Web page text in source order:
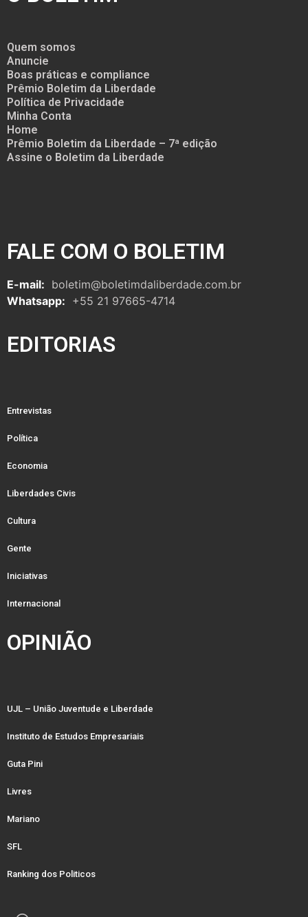
Quem somos
Anuncie
Boas práticas e compliance
Prêmio Boletim da Liberdade
Política de Privacidade
Minha Conta
Home
Prêmio Boletim da Liberdade – 7ª edição
Assine o Boletim da Liberdade
FALE COM O BOLETIM
E-mail: boletim@boletimdaliberdade.com.br
Whatsapp: +55 21 97665-4714
EDITORIAS
Entrevistas
Política
Economia
Liberdades Civis
Cultura
Gente
Iniciativas
Internacional
OPINIÃO
UJL – União Juventude e Liberdade
Instituto de Estudos Empresariais
Guta Pini
Livres
Mariano
SFL
Ranking dos Politicos